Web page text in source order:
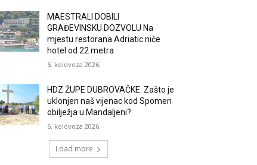
MAESTRALI DOBILI
GRAĐEVINSKU DOZVOLU Na
mjestu restorana Adriatic niče
hotel od 22 metra
6. kolovoza 2026.
HDZ ŽUPE DUBROVAČKE: Zašto je
uklonjen naš vijenac kod Spomen
obilježja u Mandaljeni?
6. kolovoza 2026.
Load more